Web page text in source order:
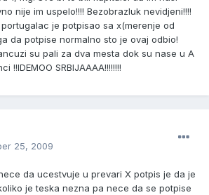
nije im uspelo!!!! Bezobrazluk nevidjeni!!!!
je potpisao sa x(merenje od
da potpise normalno sto je ovaj odbio!
su pali za dva mesta dok su nase u A
!!IDEMOO SRBIJAAAA!!!!!!!!
25, 2009
da ucestvuje u prevari X potpis je da je
je teska nezna pa nece da se potpise